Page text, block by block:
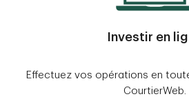
Investir en
Effectuez vos opérations en
CourtierWeb.